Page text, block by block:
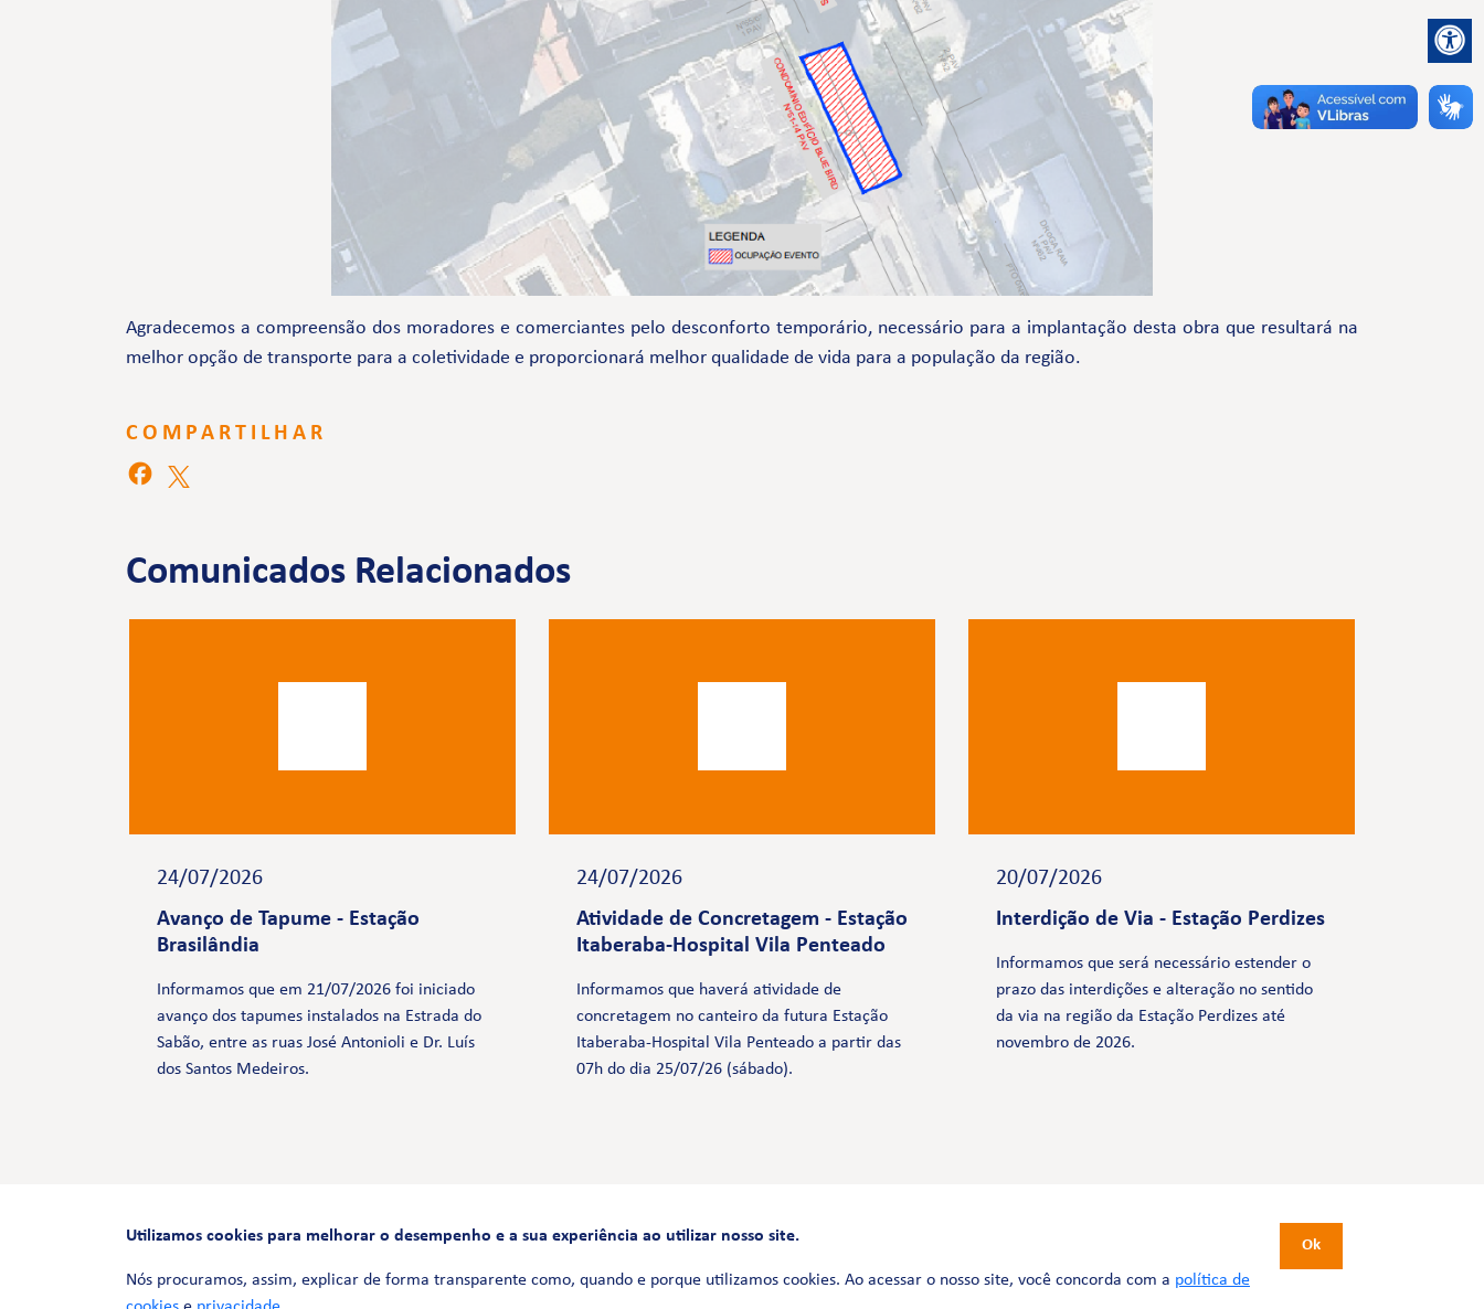
Agradecemos a compreensão dos moradores e comerciantes pelo desconforto temporário, necessário para a implantação desta obra que resultará na
melhor opção de transporte para a coletividade e proporcionará melhor qualidade de vida para a população da região.
COMPARTILHAR
Comunicados Relacionados
24/07/2026
Avanço de Tapume - Estação
Brasilândia
Informamos que em 21/07/2026 foi iniciado
avanço dos tapumes instalados na Estrada do
Sabão, entre as ruas José Antonioli e Dr. Luís
dos Santos Medeiros.
24/07/2026
Atividade de Concretagem - Estação
Itaberaba-Hospital Vila Penteado
Informamos que haverá atividade de
concretagem no canteiro da futura Estação
Itaberaba-Hospital Vila Penteado a partir das
07h do dia 25/07/26 (sábado).
20/07/2026
Interdição de Via - Estação Perdizes
Informamos que será necessário estender o
prazo das interdições e alteração no sentido
da via na região da Estação Perdizes até
novembro de 2026.
FALE CONOSCO
0800 580 3172
Utilizamos cookies para melhorar o desempenho e a sua experiência ao utilizar nosso site.
Nós procuramos, assim, explicar de forma transparente como, quando e porque utilizamos cookies. Ao acessar o nosso site, você concorda com a política de
Ok